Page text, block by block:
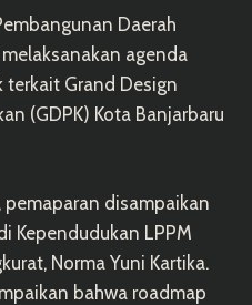
Daerah
agenda
terkait Grand Design
(GDPK) Kota Banjarbaru
disampaikan
Kependudukan LPPM
Norma Yuni Kartika.
bahwa roadmap